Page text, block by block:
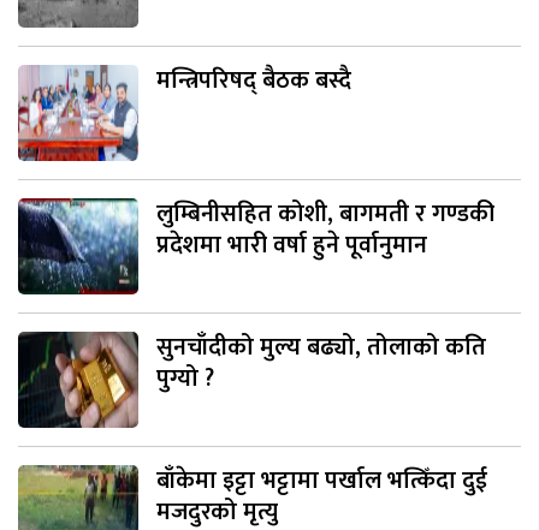
मन्त्रिपरिषद् बैठक बस्दै
लुम्बिनीसहित कोशी, बागमती र गण्डकी
प्रदेशमा भारी वर्षा हुने पूर्वानुमान
सुनचाँदीको मुल्य बढ्यो, तोलाको कति
पुग्यो ?
बाँकेमा इट्टा भट्टामा पर्खाल भत्किँदा दुई
मजदुरको मृत्यु